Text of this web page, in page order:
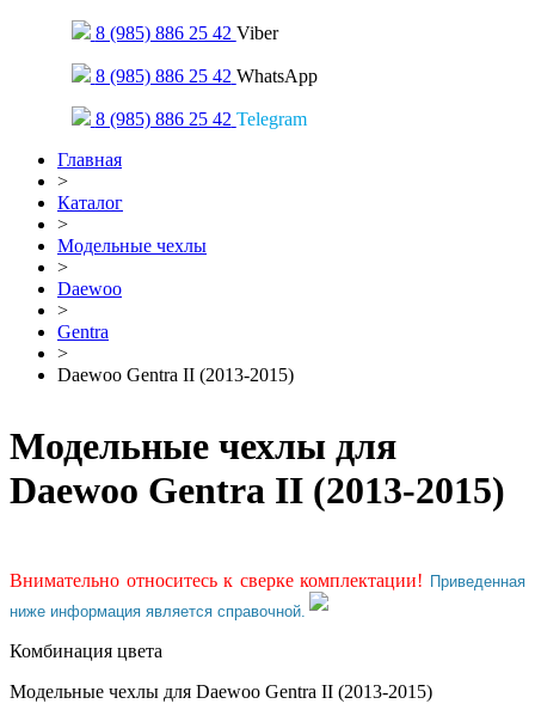
8 (985) 886 25 42 Viber
8 (985) 886 25 42 WhatsApp
8 (985) 886 25 42 Telegram
Главная
>
Каталог
>
Модельные чехлы
>
Daewoo
>
Gentra
>
Daewoo Gentra II (2013-2015)
Модельные чехлы для
Daewoo Gentra II (2013-2015)
Внимательно относитесь к сверке комплектации! Приведенная
ниже информация является справочной.
Комбинация цвета
Модельные чехлы для Daewoo Gentra II (2013-2015)